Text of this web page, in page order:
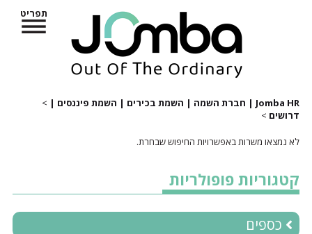
תפריט
Jomba HR | חברת השמה | השמת בכירים | השמת פיננסים |
>
דרושים >
לא נמצאו משרות באפשרויות החיפוש שבחרת.
קטגוריות פופולריות
כספים